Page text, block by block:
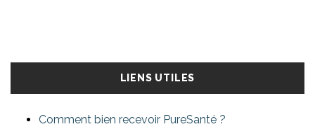
LIENS UTILES
Comment bien recevoir PureSanté ?